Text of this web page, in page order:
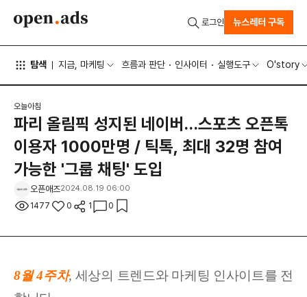
탐색 지금, 마케팅 흐름과 판단 인사이터 실행도구 O'story
로그인 뉴스레터 구독
오늘아침
파리 올림픽 성지된 네이버…스포츠 오픈톡
이용자 1000만명 / 틱톡, 최대 32명 참여
가능한 '그룹 채팅' 도입
오픈애즈2024.08.19 06:00
1477 0 1 0
8월 4주차, 세상의 트렌드와 마케팅 인사이트를 전